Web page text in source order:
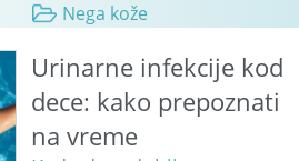
Nega kože
Urinarne infekcije kod
dece: kako prepoznati
na vreme